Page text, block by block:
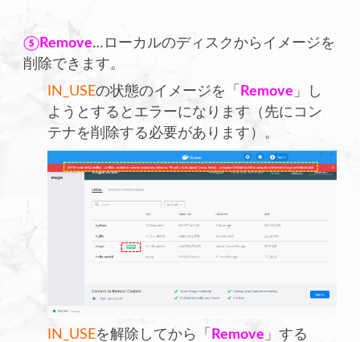
⑤Remove…ローカルのディスクからイメージを
削除できます。
IN_USEの状態のイメージを「 Remove 」し
ようとするとエラーになります（先にコン
テナを削除する必要があります）。
IN_USEを解除してから「 Remove 」する